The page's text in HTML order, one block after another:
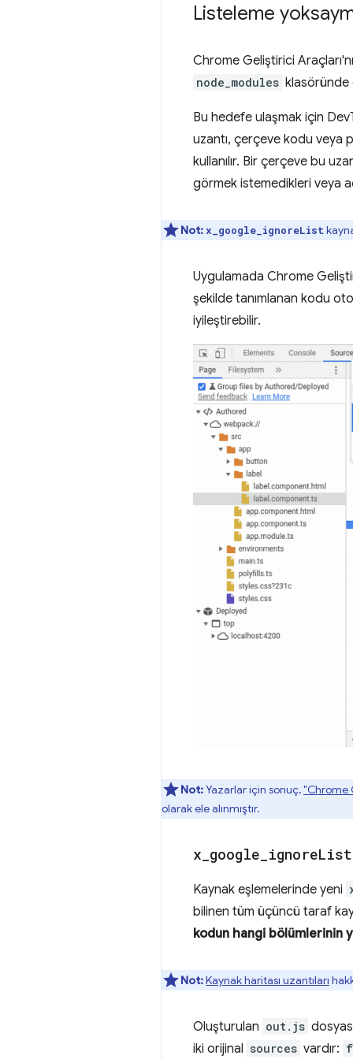
Listeleme
Chrome Geliştirici
node_modules klasöründe
Bu hedefe ulaşmak için
uzantı, çerçeve kodu veya
kullanılır. Bir çerçeve bu
görmek istemedikleri veya
Not: x_google_ignoreList
Uygulamada Chrome
şekilde tanımlanan kodu
iyileştirebilir.
Not:Yazarlar için sonuç,"Chrome
olarak ele alınmıştır.
x google ignoreList
Kaynak eşlemelerinde yeni
bilinen tüm üçüncü taraf
kodun hangi bölümlerinin
Not:Kaynak haritası uzantıları
Oluşturulan out.js
iki orijinal sources vardır: